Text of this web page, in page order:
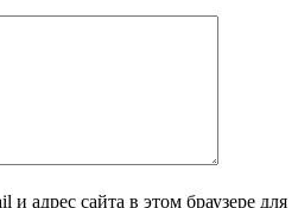
адрес сайта в этом браузере для